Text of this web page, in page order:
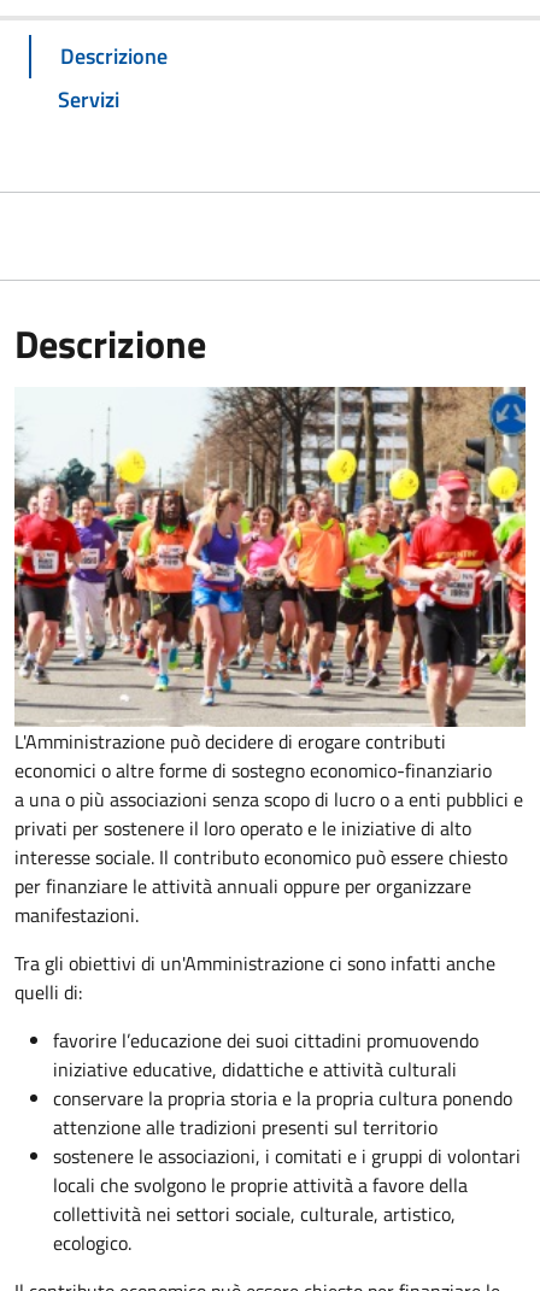
Descrizione
Servizi
Descrizione
L'Amministrazione può decidere di erogare contributi
economici o altre forme di sostegno economico-finanziario
a una o più associazioni senza scopo di lucro o a enti pubblici e
privati per sostenere il loro operato e le iniziative di alto
interesse sociale. Il contributo economico può essere chiesto
per finanziare le attività annuali oppure per organizzare
manifestazioni.
Tra gli obiettivi di un'Amministrazione ci sono infatti anche
quelli di:
favorire l’educazione dei suoi cittadini promuovendo
iniziative educative, didattiche e attività culturali
conservare la propria storia e la propria cultura ponendo
attenzione alle tradizioni presenti sul territorio
sostenere le associazioni, i comitati e i gruppi di volontari
locali che svolgono le proprie attività a favore della
collettività nei settori sociale, culturale, artistico,
ecologico.